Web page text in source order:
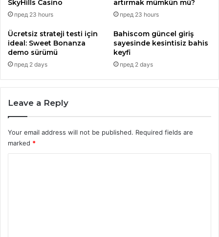
Меѓу претставниците на дијаспората се вброија и
SkyHills Casino
пред 23 hours
artırmak mümkün mü?
пред 23 hours
Ücretsiz strateji testi için
ideal: Sweet Bonanza
demo sürümü
пред 2 days
Bahiscom güncel giriş
sayesinde kesintisiz bahis
keyfi
пред 2 days
Leave a Reply
Your email address will not be published. Required fields are
marked *